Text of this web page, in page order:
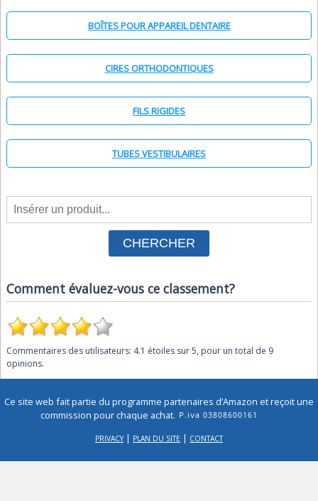
BOÎTES POUR APPAREIL DENTAIRE
CIRES ORTHODONTIQUES
FILS RIGIDES
TUBES VESTIBULAIRES
Comment évaluez-vous ce classement?
Commentaires des utilisateurs: 4.1 étoiles sur5, pour un total de 9
opinions.
Ce site web fait partie du programme partenaires d’Amazon et reçoit une
commission pour chaque achat.
PRIVACY| PLAN DU SITE | CONTACT